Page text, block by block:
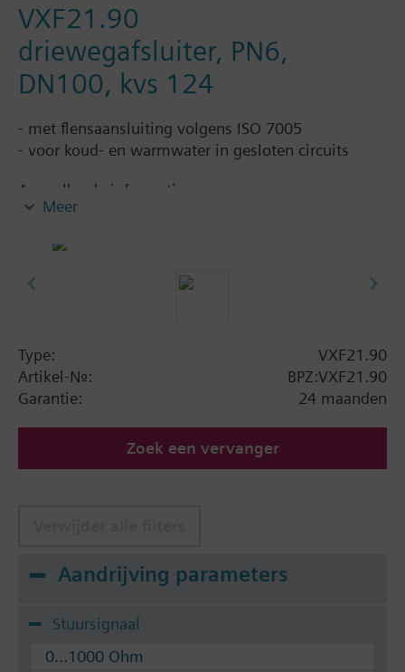
VXF21.90
driewegafsluiter, PN6,
DN100, kvs 124
- met flensaansluiting volgens ISO 7005
- voor koud- en warmwater in gesloten circuits
Aanvullende informatie
Bijbehorende aandrijvingen SQX.., SKD.., SKB.. en
Samenvatting
driewegafsluiters PN6 met flensaansluiting
Meer
Type:
VXF21.90
Artikel-Nr.:
BPZ:VXF21.90
Garantie:
24 maanden
Zoek een vervanger
Aandrijving parameters
Stuursignaal
0...1000 Ohm